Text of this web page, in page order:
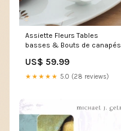
Assiette Fleurs Tables
basses & Bouts de canapés
US$ 59.99
★★★★★ 5.0 (28 reviews)